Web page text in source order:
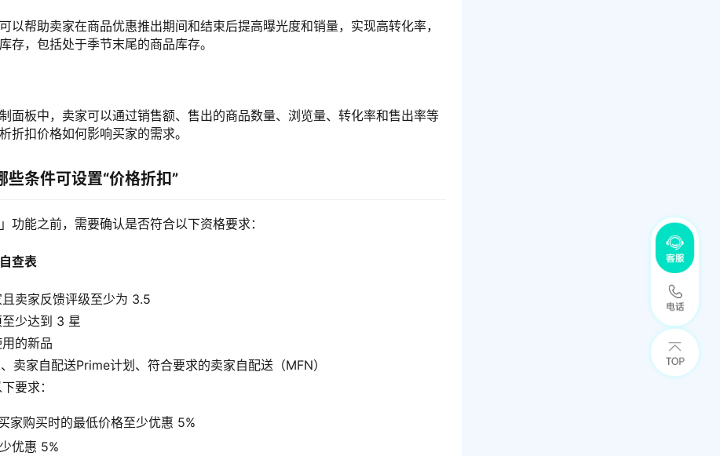
可以帮助卖家在商品优惠推出期间和结束后提高曝光度和销量，实现高转化率，
存，包括处于季节末尾的商品库存。
面板中，卖家可以通过销售额、售出的商品数量、浏览量、转化率和售出率等
折扣价格如何影响买家的需求。
些条件可设置“价格折扣”
功能之前，需要确认是否符合以下资格要求：
查表
卖家反馈评级至少为 3.5
少达到 3 星
的新品
卖家自配送Prime计划、符合要求的卖家自配送（MFN）
要求：
家购买时的最低价格至少优惠 5%
优惠 5%